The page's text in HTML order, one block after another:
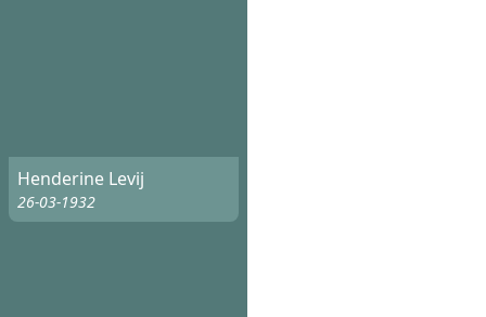
Henderine Levij
26-03-1932